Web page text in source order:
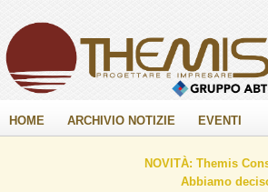
HOME ARCHIVIO NOTIZIE EVENTI
NOVITÀ: Themis
Abbiamo